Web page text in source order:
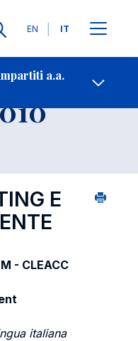
Lingue
EN IT
a.a.
E
- CLEACC
italiana